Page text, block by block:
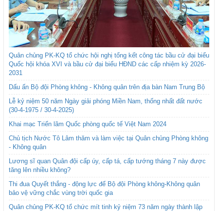
Quân chủng PK-KQ tổ chức hội nghị tổng kết công tác bầu cử đại biểu
Quốc hội khóa XVI và bầu cử đại biểu HĐND các cấp nhiệm kỳ 2026-
2031
Dấu ấn Bộ đội Phòng không - Không quân trên địa bàn Nam Trung Bộ
Lễ kỷ niệm 50 năm Ngày giải phóng Miền Nam, thống nhất đất nước
(30-4-1975 / 30-4-2025)
Khai mạc Triển lãm Quốc phòng quốc tế Việt Nam 2024
Chủ tịch Nước Tô Lâm thăm và làm việc tại Quân chủng Phòng không
- Không quân
Lương sĩ quan Quân đội cấp úy, cấp tá, cấp tướng tháng 7 này được
tăng lên nhiều không?
Thi đua Quyết thắng - động lực để Bộ đội Phòng không-Không quân
bảo vệ vững chắc vùng trời quốc gia
Quân chủng PK-KQ tổ chức mít tinh kỷ niệm 73 năm ngày thành lập